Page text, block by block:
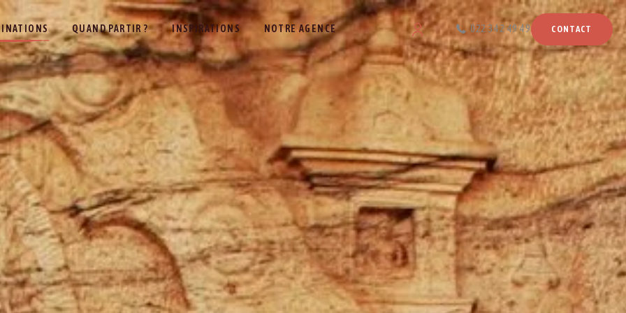
QUAND PARTIR ? INSPIRATIONS NOTRE AGENCE 022 342 49 49 CONTACT